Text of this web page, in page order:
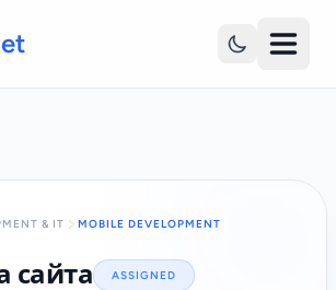
& IT MOBILE DEVELOPMENT
сайта ASSIGNED